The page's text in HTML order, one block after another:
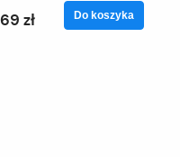
zł Do koszyka